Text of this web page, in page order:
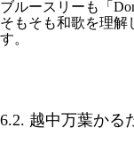
ブルースリーも「
そもそも和歌を理解
す。
6.2. 越中万葉かる